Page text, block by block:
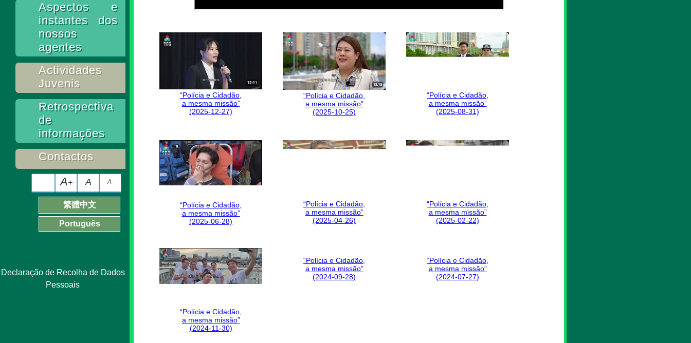
Aspectos e
instantes dos
nossos
agentes
Actividades
Juvenis
Retrospectiva
de
informações
Contactos
A-
A
A+
繁體中文
Português
Declaração de Recolha de Dados
Pessoais
“Polícia e Cidadão,
a mesma missão”
(2025-12-27)
“Polícia e Cidadão,
a mesma missão”
(2025-10-25)
“Polícia e Cidadão,
a mesma missão”
(2025-08-31)
“Polícia e Cidadão,
a mesma missão”
(2025-06-28)
“Polícia e Cidadão,
a mesma missão”
(2025-04-26)
“Polícia e Cidadão,
a mesma missão”
(2025-02-22)
“Polícia e Cidadão,
a mesma missão”
(2024-11-30)
“Polícia e Cidadão,
a mesma missão”
(2024-09-28)
“Polícia e Cidadão,
a mesma missão”
(2024-07-27)